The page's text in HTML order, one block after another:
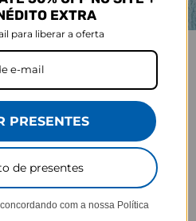
EXTRA
para liberar a oferta
PRESENTES
de presentes
com a nossa Política